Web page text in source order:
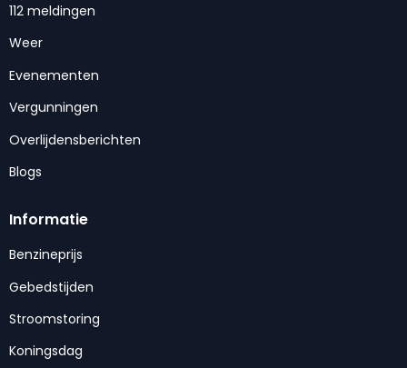
112 meldingen
Weer
Evenementen
Vergunningen
Overlijdensberichten
Blogs
Informatie
Benzineprijs
Gebedstijden
Stroomstoring
Koningsdag